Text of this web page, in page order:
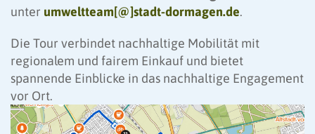
unter umweltteam[@]stadt-dormagen.de.
Die Tour verbindet nachhaltige Mobilität mit
regionalem und fairem Einkauf und bietet
spannende Einblicke in das nachhaltige Engagement
vor Ort.